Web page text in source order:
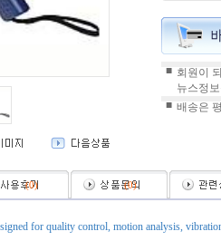
■ 회원이
뉴스정
■ 배송은
(0) (0)
for quality control, motion analysis,